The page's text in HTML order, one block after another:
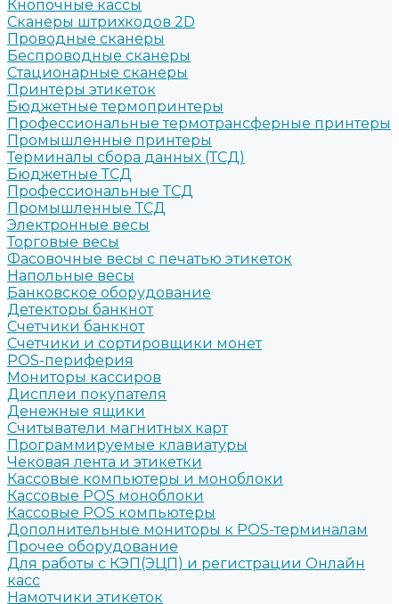
Кнопочные кассы
Сканеры штрихкодов 2D
Проводные сканеры
Беспроводные сканеры
Стационарные сканеры
Принтеры этикеток
Бюджетные термопринтеры
Профессиональные термотрансферные принтеры
Промышленные принтеры
Терминалы сбора данных (ТСД)
Бюджетные ТСД
Профессиональные ТСД
Промышленные ТСД
Электронные весы
Торговые весы
Фасовочные весы с печатью этикеток
Напольные весы
Банковское оборудование
Детекторы банкнот
Счетчики банкнот
Счетчики и сортировщики монет
POS-периферия
Мониторы кассиров
Дисплеи покупателя
Денежные ящики
Считыватели магнитных карт
Программируемые клавиатуры
Чековая лента и этикетки
Кассовые компьютеры и моноблоки
Кассовые POS моноблоки
Кассовые POS компьютеры
Дополнительные мониторы к POS-терминалам
Прочее оборудование
Для работы с КЭП(ЭЦП) и регистрации Онлайн
касс
Намотчики этикеток